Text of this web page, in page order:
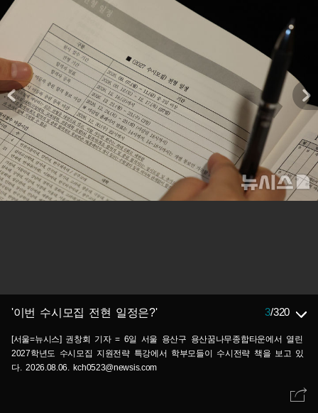
'이번 수시모집 전현 일정은?' 3/320
[서울=뉴시스] 권창회 기자 = 6일 서울 용산구 용산꿈나무종합타운에서 열린
2027학년도 수시모집 지원전략 특강에서 학부모들이 수시전략 책을 보고 있
다. 2026.08.06. kch0523@newsis.com